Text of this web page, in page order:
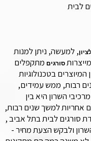
לבית
, למעשה, ניתן למנות
סורגים מתקפלים
בטכנולוגיות
רבות, ממש עמידים,
השרון היא בין
אחריות למשך שנים רבות,
סורגים לביתבתל אביב,
ולבקש הצעת מחיר -